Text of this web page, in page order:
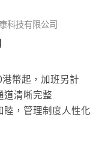
科技有限公司
幣起，加班另計
道清晰完整
睦，管理制度人性化